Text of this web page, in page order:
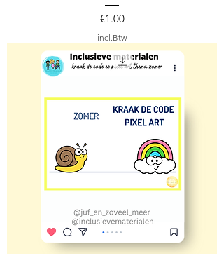
Prijs
€1.00
incl.Btw